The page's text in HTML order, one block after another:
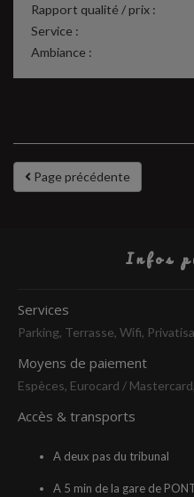
Rapport qualité / prix :
Service :
Ambiance :
Page précédente
Infos
Services
Parking, Terrasse, Wifi,
Moyens de paiement
Espèces, Eurocard /
Accès & transports
A deux pas du tribunal
A 5 min de la gare de